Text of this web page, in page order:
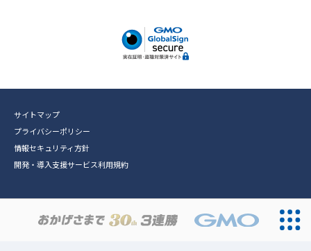
サイトマップ
プライバシーポリシー
情報セキュリティ方針
開発・導入支援サービス利用規約